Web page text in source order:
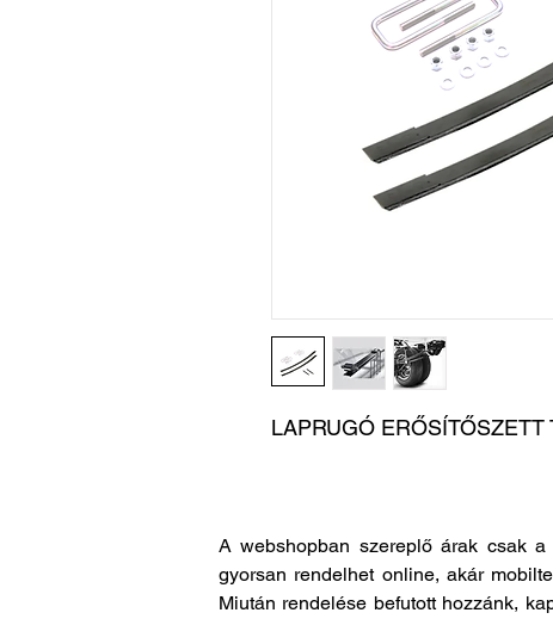
LAPRUGÓ ERŐSÍTŐSZETT
A webshopban szereplő árak csak
gyorsan rendelhet online, akár
Miután rendelése befutott hozzánk,